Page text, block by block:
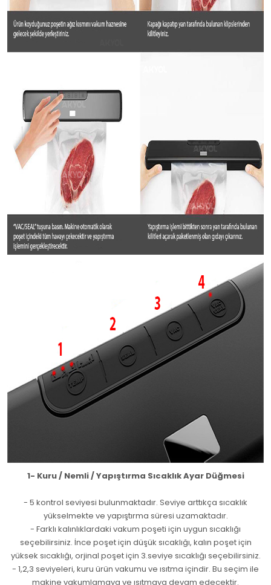
1- Kuru / Nemli / Yapıştırma Sıcaklık Ayar Düğmesi
- 5 kontrol seviyesi bulunmaktadır. Seviye arttıkça sıcaklık
yükselmekte ve yapıştırma süresi uzamaktadır.
- Farklı kalınlıklardaki vakum poşeti için uygun sıcaklığı
seçebilirsiniz. İnce poşet için düşük sıcaklığı, kalın poşet için
yüksek sıcaklığı, orjinal poşet için 3.seviye sıcaklığı seçebilirsiniz.
- 1,2,3 seviyeleri, kuru ürün vakumu ve ısıtma içindir. Bu seçim ile
makine vakumlamaya ve ısıtmaya devam edecektir.